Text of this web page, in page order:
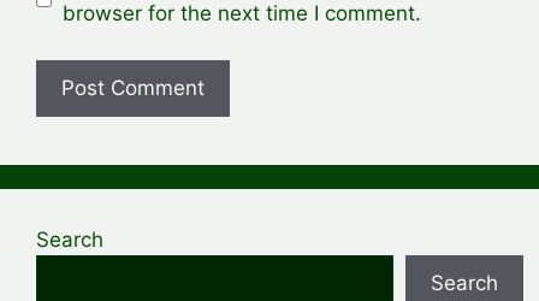
browser for the next time I comment.
Search
Search